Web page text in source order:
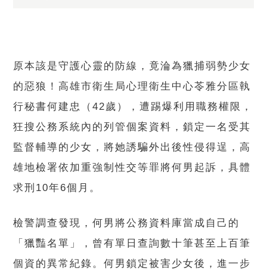
原本該是守護心靈的防線，竟淪為獵捕弱勢少女
的惡狼！高雄市衛生局心理衛生中心苓雅分區執
行秘書何建忠（42歲），遭踢爆利用職務權限，
狂搜公務系統內的列管個案資料，鎖定一名受其
監督輔導的少女，將她誘騙外出後性侵得逞，高
雄地檢署依加重強制性交等罪將何男起訴，具體
求刑10年6個月。
檢警調查發現，何男將公務資料庫當成自己的
「獵豔名單」，曾有單日查詢數十筆甚至上百筆
個資的異常紀錄。何男鎖定被害少女後，進一步